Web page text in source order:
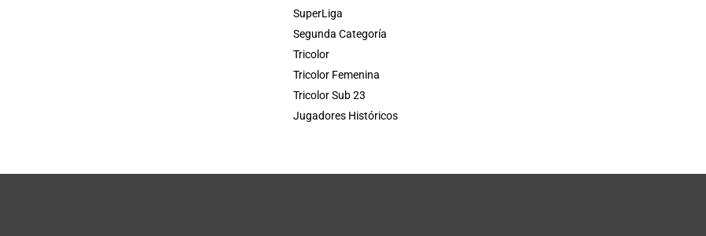
SuperLiga
Segunda Categoría
Tricolor
Tricolor Femenina
Tricolor Sub 23
Jugadores Históricos